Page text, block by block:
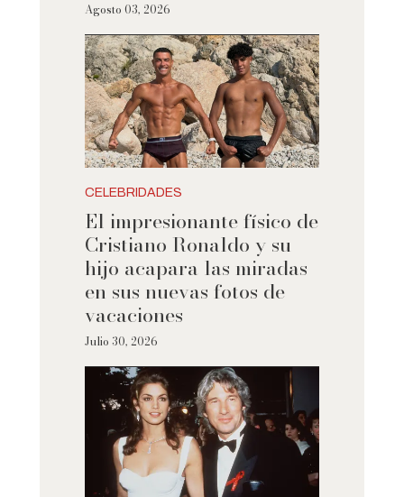
Agosto 03, 2026
CELEBRIDADES
El impresionante físico de
Cristiano Ronaldo y su
hijo acapara las miradas
en sus nuevas fotos de
vacaciones
Julio 30, 2026